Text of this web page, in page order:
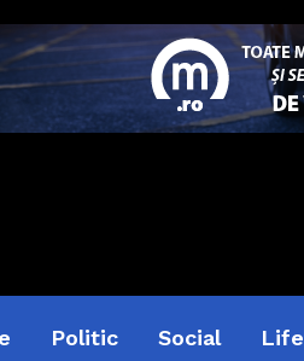
Politic Social Life